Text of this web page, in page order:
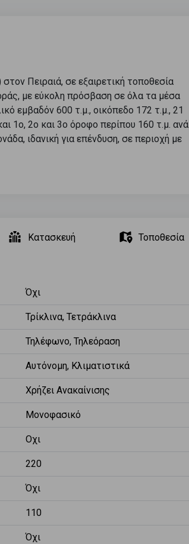
Πειραιά, σε εξαιρετική τοποθεσία
με εύκολη πρόσβαση σε όλα τα μέσα
εμβαδόν 600 τ.μ., οικόπεδο 172 τ.μ., 21
1ο, 2ο και 3ο όροφο περίπου 160 τ.μ. ανά
ιδανική για επένδυση, σε περιοχή με
Κατασκευή Τοποθεσία
Όχι
Τρίκλινα, Τετράκλινα
Τηλέφωνο, Τηλεόραση
Αυτόνομη, Κλιματιστικά
Χρήζει Ανακαίνισης
Μονοφασικό
Οχι
220
Όχι
110
Όχι